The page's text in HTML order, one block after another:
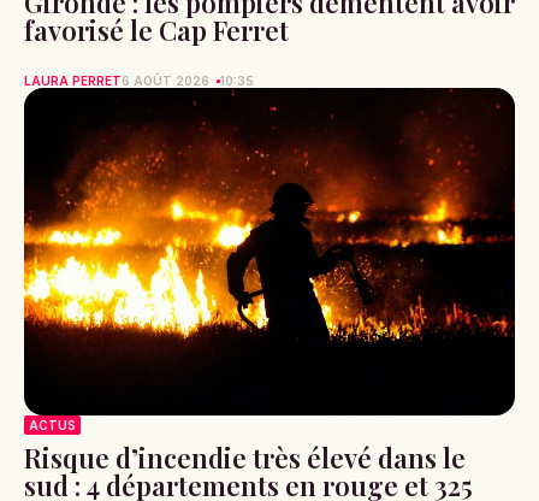
favorisé le Cap Ferret
LAURA PERRET6 AOÛT 2026 10:35
ACTUS
Risque d’incendie très élevé dans le
sud : 4 départements en rouge et 325